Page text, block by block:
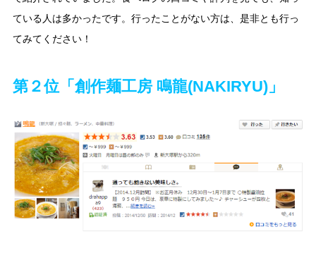
ている人は多かったです。行ったことがない方は、是非とも行っ
てみてください！
第２位「創作麺工房 鳴龍(NAKIRYU)」